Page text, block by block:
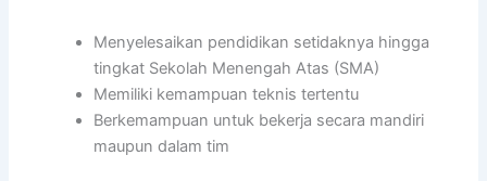
Menyelesaikan pendidikan setidaknya hingga
tingkat Sekolah Menengah Atas (SMA)
Memiliki kemampuan teknis tertentu
Berkemampuan untuk bekerja secara mandiri
maupun dalam tim